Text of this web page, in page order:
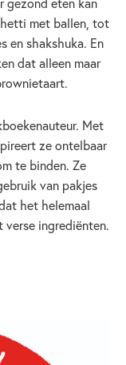
met ballen, tot
en shakshuka. En
dat alleen maar
Met
ze ontelbaar
te binden. Ze
van pakjes
het helemaal
ingrediënten.